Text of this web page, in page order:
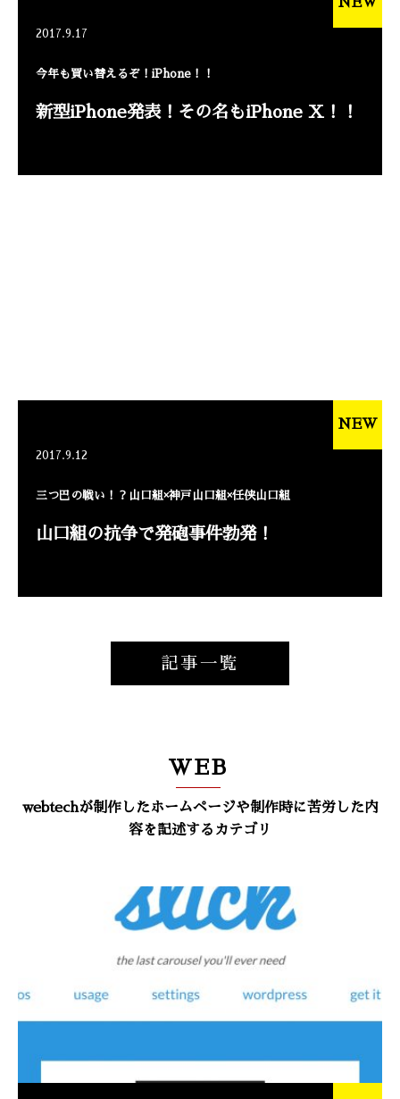
2017.9.17
今年も買い替えるぞ！iPhone！！
新型iPhone発表！その名もiPhone X！！
2017.9.12
三つ巴の戦い！？山口組×神戸山口組×任侠山口組
山口組の抗争で発砲事件勃発！
NEW
記事一覧
WEB
webtechが制作したホームページや制作時に苦労した内
容を記述するカテゴリ